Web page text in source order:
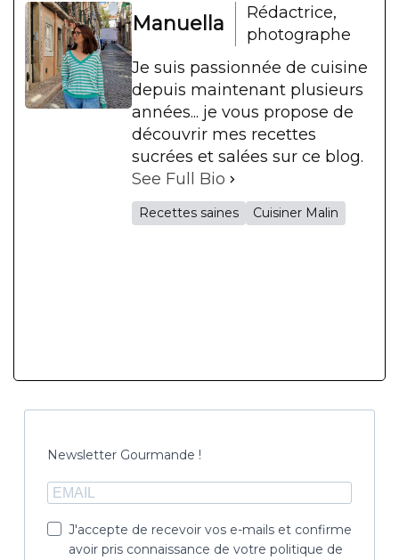
Manuella
Rédactrice,
photographe
Je suis passionnée de cuisine
depuis maintenant plusieurs
années... je vous propose de
découvrir mes recettes
sucrées et salées sur ce blog.
See Full Bio
Recettes saines Cuisiner Malin
Newsletter Gourmande !
J'accepte de recevoir vos e-mails et confirme
avoir pris connaissance de votre politique de